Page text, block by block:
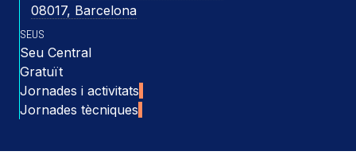
08017, Barcelona
SEUS
Seu Central
Gratuït
Jornades i activitats
Jornades tècniques